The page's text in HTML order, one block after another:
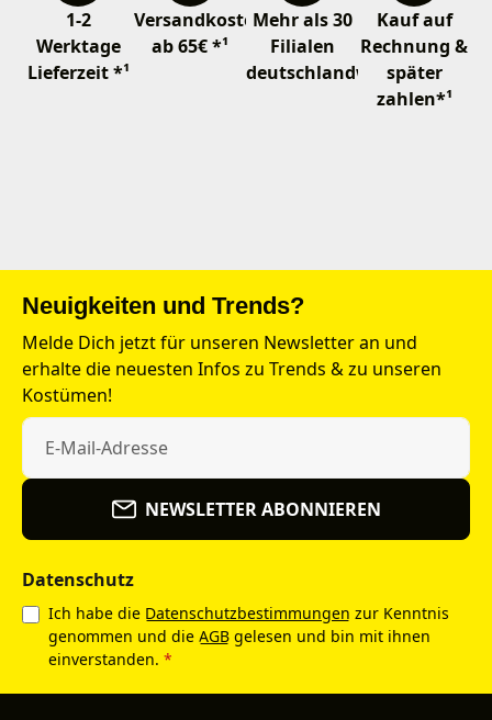
1-2
Werktage
Lieferzeit *¹
Versandkostenfrei
ab 65€ *¹
Mehr als 30
Filialen
deutschlandweit
Kauf auf
Rechnung &
später
zahlen*¹
Neuigkeiten und Trends?
Melde Dich jetzt für unseren Newsletter an und
erhalte die neuesten Infos zu Trends & zu unseren
Kostümen!
NEWSLETTER ABONNIEREN
Datenschutz
Ich habe die Datenschutzbestimmungen zur Kenntnis
genommen und die AGB gelesen und bin mit ihnen
einverstanden. *